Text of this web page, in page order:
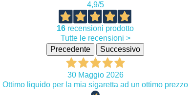
4,9/5
16 recensioni prodotto
Tutte le recensioni >
Precedente
Successivo
30 Maggio 2026
Ottimo liquido per la mia sigaretta ad un ottimo prezzo